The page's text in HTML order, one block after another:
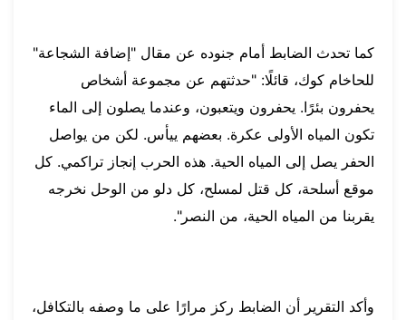
كما تحدث الضابط أمام جنوده عن مقال "إضافة الشجاعة"
للحاخام كوك، قائلًا: "حدثتهم عن مجموعة أشخاص
يحفرون بئرًا. يحفرون ويتعبون، وعندما يصلون إلى الماء
تكون المياه الأولى عكرة. بعضهم ييأس. لكن من يواصل
الحفر يصل إلى المياه الحية. هذه الحرب إنجاز تراكمي. كل
موقع أسلحة، كل قتل لمسلح، كل دلو من الوحل نخرجه
يقربنا من المياه الحية، من النصر".
وأكد التقرير أن الضابط ركز مرارًا على ما وصفه بالتكافل،